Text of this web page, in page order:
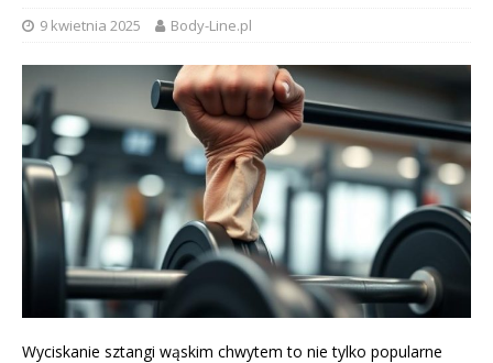
9 kwietnia 2025 Body-Line.pl
Wyciskanie sztangi wąskim chwytem to nie tylko popularne